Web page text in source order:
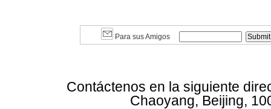
Para sus Amigos
Contáctenos en la siguiente
Chaoyang, Beijing,